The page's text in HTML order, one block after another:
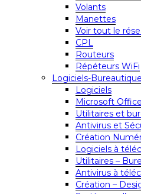
Volants
Manettes
Voir tout le
CPL
Routeurs
Répéteurs WiFi
Logiciels-
Logiciels
Microsoft Office
Utilitaires et
Antivirus et
Création
Logiciels à
Utilitaires –
Antivirus à
Création –